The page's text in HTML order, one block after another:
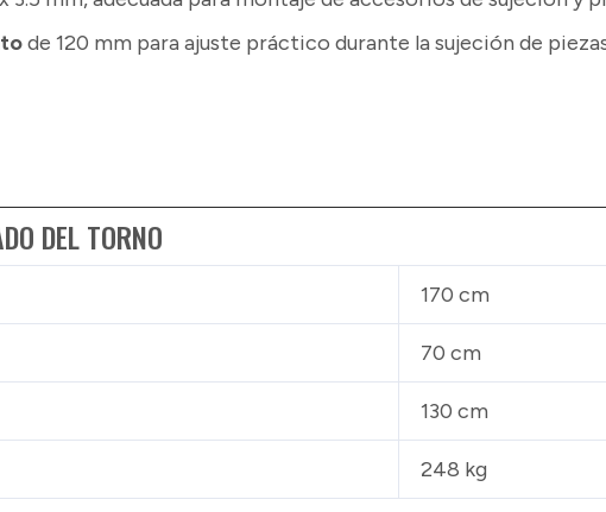
de 120 mm para ajuste práctico durante la sujeción de
DEL TORNO
170 cm
70 cm
130 cm
248 kg